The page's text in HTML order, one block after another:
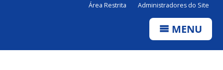
Área Restrita Administradores do Site
MENU